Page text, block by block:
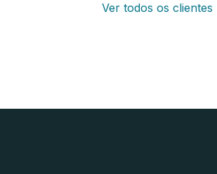
Ver todos os clientes